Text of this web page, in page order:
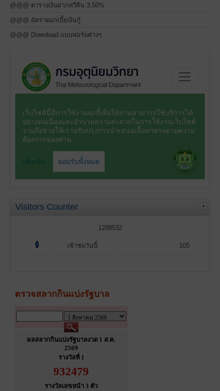
@@@ ตารางเงินฝากทวีสิน 3.50%
@@@ อัตราดอกเบี้ยเงินกู้
@@@ Download แบบฟอร์มต่างๆ
Visitors Counter
1288532
เข้าชมวันนี้ 105